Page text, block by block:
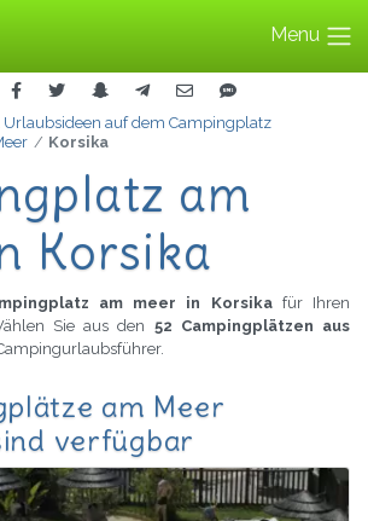
Menu
Urlaubsideen auf dem Campingplatz
Korsika
am
Korsika
am meer in Korsika für Ihren
Sie aus den 52 Campingplätzen aus
am Meer
verfügbar